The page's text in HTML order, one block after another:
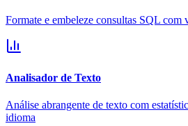
Formate e embeleze consultas SQL com
Analisador de Texto
Análise abrangente de texto com
idioma